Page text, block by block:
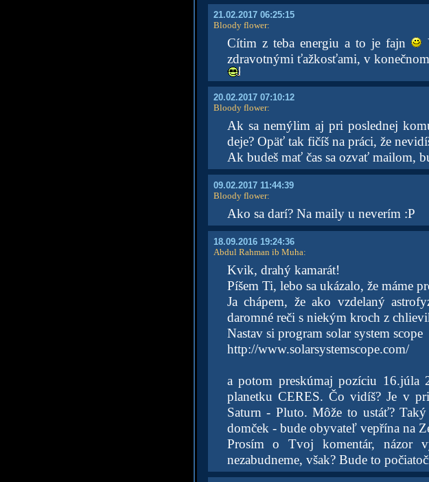
21.02.2017 06:25:15
Bloody flower:
Cítim z teba energiu a to je fajn
zdravotnými ťažkosťami, v
20.02.2017 07:10:12
Bloody flower:
Ak sa nemýlim aj pri poslednej
deje? Opäť tak fičíš na práci, že
Ak budeš mať čas sa ozvať mailom,
09.02.2017 11:44:39
Bloody flower:
Ako sa darí? Na maily u neverím :P
18.09.2016 19:24:36
Abdul Rahman ib Muha:
Kvik, drahý kamarát!
Píšem Ti, lebo sa ukázalo, že máme
Ja chápem, že ako vzdelaný
daromné reči s niekým kroch z
Nastav si program solar system scope
http://www.solarsystemscope.com/
a potom preskúmaj pozíciu
planetku CERES. Čo vidíš? Je v
Saturn - Pluto. Môže to ustáť?
domček - bude obyvateľ vepřína na
Prosím o Tvoj komentár, názor
nezabudneme, však? Bude to